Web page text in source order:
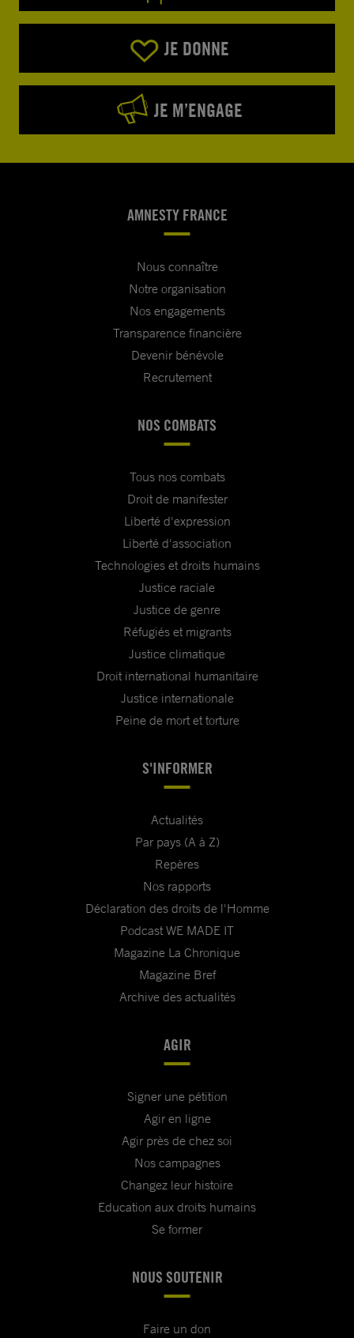
JE DONNE
JE M’ENGAGE
AMNESTY FRANCE
Nous connaître
Notre organisation
Nos engagements
Transparence financière
Devenir bénévole
Recrutement
NOS COMBATS
Tous nos combats
Droit de manifester
Liberté d'expression
Liberté d'association
Technologies et droits humains
Justice raciale
Justice de genre
Réfugiés et migrants
Justice climatique
Droit international humanitaire
Justice internationale
Peine de mort et torture
S'INFORMER
Actualités
Par pays (A à Z)
Repères
Nos rapports
Déclaration des droits de l'Homme
Podcast WE MADE IT
Magazine La Chronique
Magazine Bref
Archive des actualités
AGIR
Signer une pétition
Agir en ligne
Agir près de chez soi
Nos campagnes
Changez leur histoire
Education aux droits humains
Se former
NOUS SOUTENIR
Faire un don